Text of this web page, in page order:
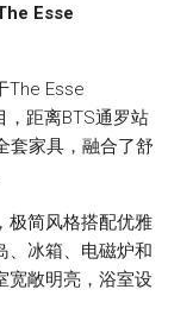
Esse
The Esse
，距离BTS通罗站
套家具，融合了舒
极简风格搭配优雅
、冰箱、电磁炉和
宽敞明亮，浴室设